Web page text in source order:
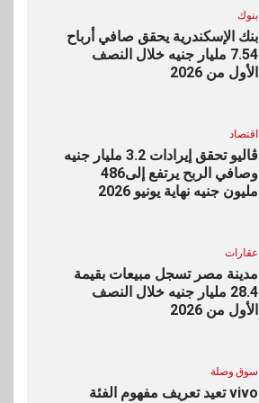
بنوك
بنك الإسكندرية يحقق صافي أرباح
7.54 مليار جنيه خلال النصف
الأول من 2026
اقتصاد
ڤاليو تحقق إيرادات 3.2 مليار جنيه
وصافي الربح يرتفع إلى486
مليون جنيه نهاية يونيو 2026
عقارات
مدينة مصر تسجل مبيعات بقيمة
28.4 مليار جنيه خلال النصف
الأول من 2026
سوق وصلة
vivo تعيد تعريف مفهوم الفئة